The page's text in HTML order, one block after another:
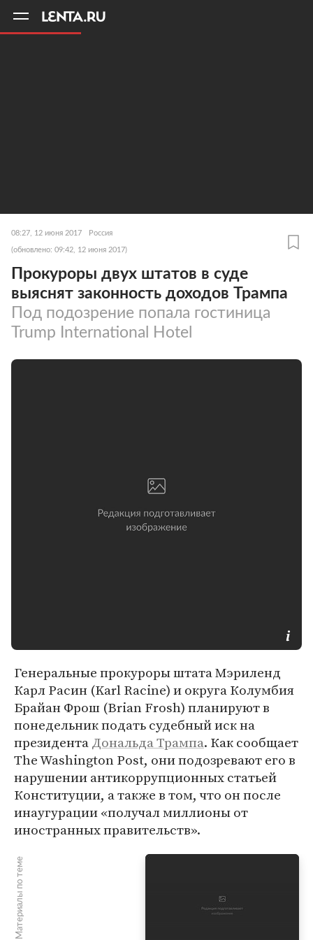
08:27, 12 июня 2017 Россия
(обновлено: 09:42, 12 июня 2017)
Прокуроры двух штатов в суде
выяснят законность доходов Трампа
Под подозрение попала гостиница
Trump International Hotel
Генеральные прокуроры штата Мэриленд
Карл Расин (Karl Racine) и округа Колумбия
Брайан Фрош (Brian Frosh) планируют в
понедельник подать судебный иск на
президентаДональда Трампа. Как сообщает
The Washington Post, они подозревают его в
нарушении антикоррупционных статьей
Конституции, а также в том, что он после
инаугурации «получал миллионы от
иностранных правительств».
Материалы по теме